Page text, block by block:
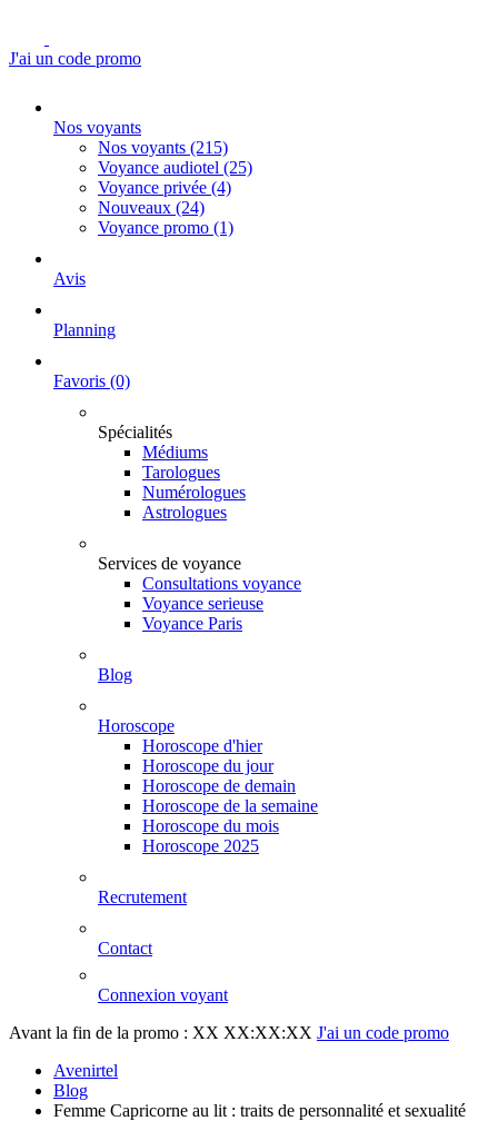
J'ai un code promo
Nos voyants
Nos voyants (215)
Voyance audiotel (25)
Voyance privée (4)
Nouveaux (24)
Voyance promo (1)
Avis
Planning
Favoris (0)
Spécialités
Médiums
Tarologues
Numérologues
Astrologues
Services de voyance
Consultations voyance
Voyance serieuse
Voyance Paris
Blog
Horoscope
Horoscope d'hier
Horoscope du jour
Horoscope de demain
Horoscope de la semaine
Horoscope du mois
Horoscope 2025
Recrutement
Contact
Connexion voyant
Avant la fin de la promo : XX XX:XX:XX J'ai un code promo
Avenirtel
Blog
Femme Capricorne au lit : traits de personnalité et sexualité